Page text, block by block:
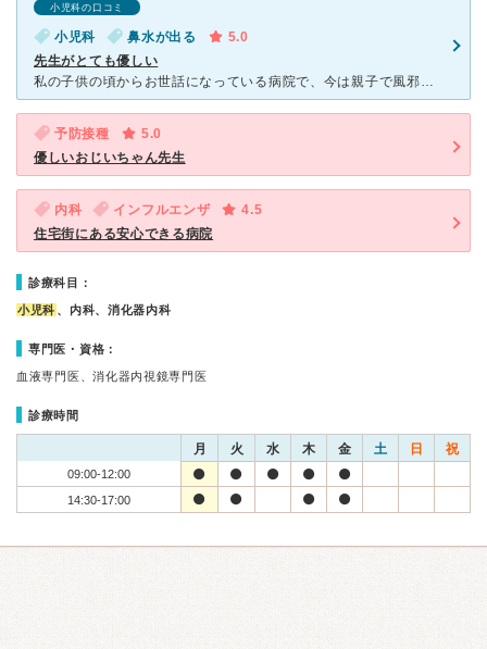
小児科の口コミ
小児科 鼻水が出る
5.0
先生がとても優しい
私の子供の頃からお世話になっている病院で、今は親子で風邪などの時に通院しています。 受付の方も看護師さんも皆親切で優しいです。 なにより、先生がとても優しいので子供が嫌がることなく病院へ行けます！
予防接種
5.0
優しいおじいちゃん先生
内科 インフルエンザ
4.5
住宅街にある安心できる病院
診療科目：
小児科 、内科、消化器内科
専門医・資格：
血液専門医、消化器内視鏡専門医
診療時間
月 火 水 木 金 土 日 祝
09:00-12:00
14:30-17:00